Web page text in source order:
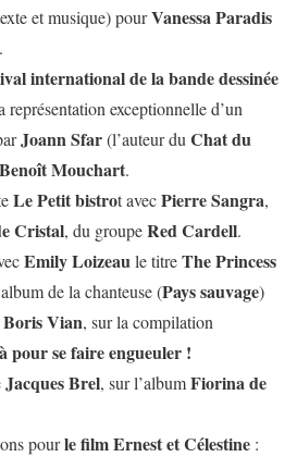
et musique) pourVanessa Paradis
.
international de la bande dessinée
représentation exceptionnelle d’un
Joann Sfar(l’auteur du Chat du
Benoît Mouchart.
Le Petit bistrot avecPierre Sangra,
Cristal, du groupeRed Cardell.
Emily Loizeaule titreThe Princess
de la chanteuse (Pays sauvage)
Boris Vian, sur la compilation
pour se faire engueuler !
Jacques Brel, sur l’albumFiorina de
pourle film Ernest et Célestine :